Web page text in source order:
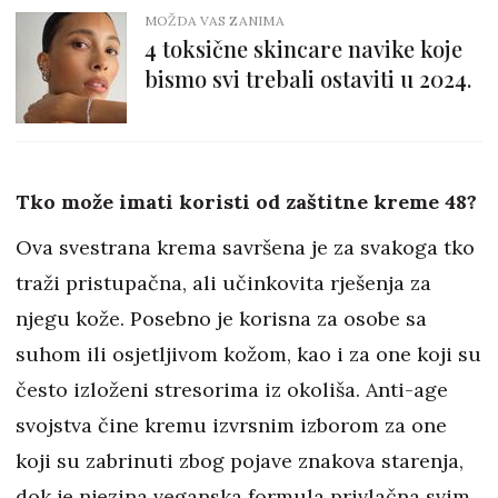
MOŽDA VAS ZANIMA
4 toksične skincare navike koje
bismo svi trebali ostaviti u 2024.
Tko može imati koristi od zaštitne kreme 48?
Ova svestrana krema savršena je za svakoga tko
traži pristupačna, ali učinkovita rješenja za
njegu kože. Posebno je korisna za osobe sa
suhom ili osjetljivom kožom, kao i za one koji su
često izloženi stresorima iz okoliša. Anti-age
svojstva čine kremu izvrsnim izborom za one
koji su zabrinuti zbog pojave znakova starenja,